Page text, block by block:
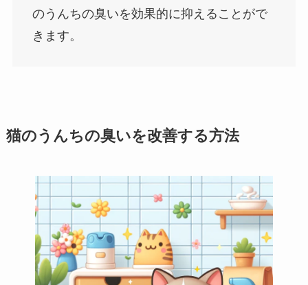
のうんちの臭いを効果的に抑えることがで
きます。
猫のうんちの臭いを改善する方法